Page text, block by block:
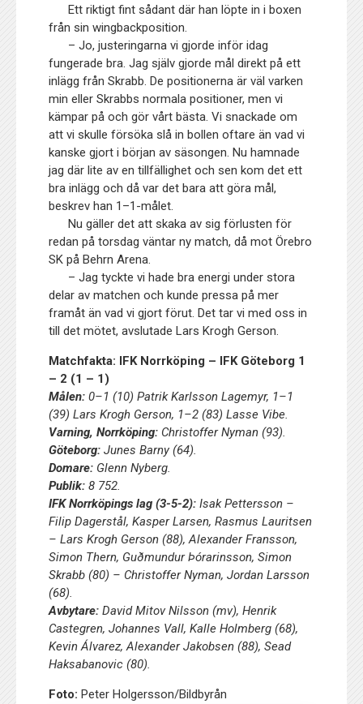
Ett riktigt fint sådant där han löpte in i boxen
från sin wingbackposition.
– Jo, justeringarna vi gjorde inför idag
fungerade bra. Jag själv gjorde mål direkt på ett
inlägg från Skrabb. De positionerna är väl varken
min eller Skrabbs normala positioner, men vi
kämpar på och gör vårt bästa. Vi snackade om
att vi skulle försöka slå in bollen oftare än vad vi
kanske gjort i början av säsongen. Nu hamnade
jag där lite av en tillfällighet och sen kom det ett
bra inlägg och då var det bara att göra mål,
beskrev han 1–1-målet.
Nu gäller det att skaka av sig förlusten för
redan på torsdag väntar ny match, då mot Örebro
SK på Behrn Arena.
– Jag tyckte vi hade bra energi under stora
delar av matchen och kunde pressa på mer
framåt än vad vi gjort förut. Det tar vi med oss in
till det mötet, avslutade Lars Krogh Gerson.
Matchfakta: IFK Norrköping – IFK Göteborg 1
– 2 (1 – 1)
Målen: 0–1 (10) Patrik Karlsson Lagemyr, 1–1
(39) Lars Krogh Gerson, 1–2 (83) Lasse Vibe.
Varning, Norrköping: Christoffer Nyman (93).
Göteborg: Junes Barny (64).
Domare: Glenn Nyberg.
Publik: 8 752.
IFK Norrköpings lag (3-5-2): Isak Pettersson –
Filip Dagerstål, Kasper Larsen, Rasmus Lauritsen
– Lars Krogh Gerson (88), Alexander Fransson,
Simon Thern, Guðmundur Þórarinsson, Simon
Skrabb (80) – Christoffer Nyman, Jordan Larsson
(68).
Avbytare: David Mitov Nilsson (mv), Henrik
Castegren, Johannes Vall, Kalle Holmberg (68),
Kevin Álvarez, Alexander Jakobsen (88), Sead
Haksabanovic (80).
Foto: Peter Holgersson/Bildbyrån